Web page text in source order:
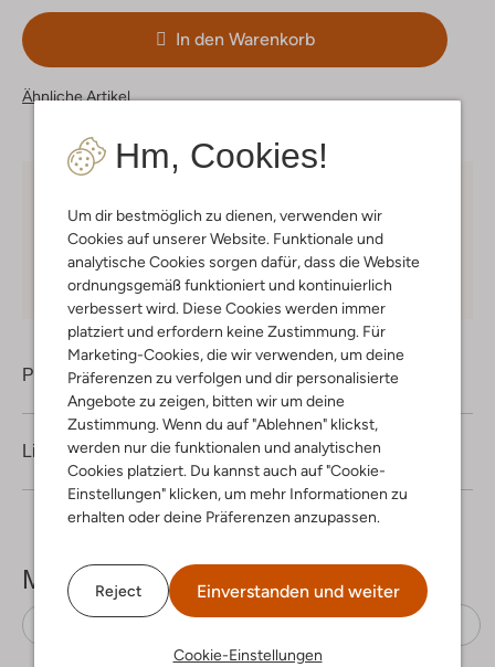
Hm, Cookies!
Um dir bestmöglich zu dienen, verwenden wir
Cookies auf unserer Website. Funktionale und
analytische Cookies sorgen dafür, dass die Website
ordnungsgemäß funktioniert und kontinuierlich
verbessert wird. Diese Cookies werden immer
platziert und erfordern keine Zustimmung. Für
Marketing-Cookies, die wir verwenden, um deine
Präferenzen zu verfolgen und dir personalisierte
Angebote zu zeigen, bitten wir um deine
Zustimmung. Wenn du auf "Ablehnen" klickst,
werden nur die funktionalen und analytischen
Cookies platziert. Du kannst auch auf "Cookie-
Einstellungen" klicken, um mehr Informationen zu
erhalten oder deine Präferenzen anzupassen.
Reject Einverstanden und weiter
Cookie-Einstellungen
In den Warenkorb
Ähnliche Artikel
Mitglieder in Deutschland
Kauf auf Rechnung 30 TagenRückgaberecht
Produktinformation
Lieferung & Rückgabe
Mehr sehen